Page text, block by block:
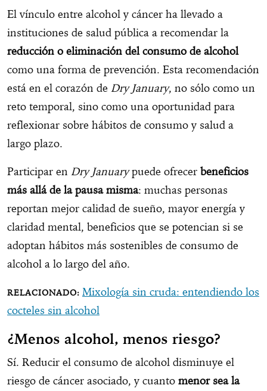
El vínculo entre alcohol y cáncer ha llevado a
instituciones de salud pública a recomendar la
reducción o eliminación del consumo de alcohol
como una forma de prevención. Esta recomendación
está en el corazón de Dry January, no sólo como un
reto temporal, sino como una oportunidad para
reflexionar sobre hábitos de consumo y salud a
largo plazo.
Participar en Dry Januarypuede ofrecer beneficios
más allá de la pausa misma: muchas personas
reportan mejor calidad de sueño, mayor energía y
claridad mental, beneficios que se potencian si se
adoptan hábitos más sostenibles de consumo de
alcohol a lo largo del año.
Mixología sin cruda: entendiendo los
cocteles sin alcohol
¿Menos alcohol, menos riesgo?
Sí. Reducir el consumo de alcohol disminuye el
riesgo de cáncer asociado, y cuanto menor sea la